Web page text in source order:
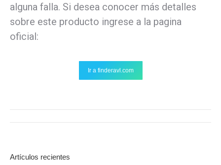
alguna falla. Si desea conocer más detalles
sobre este producto ingrese a la pagina
oficial:
Ir a finderavl.com
Artículos recientes